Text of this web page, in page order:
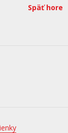
Späť hore